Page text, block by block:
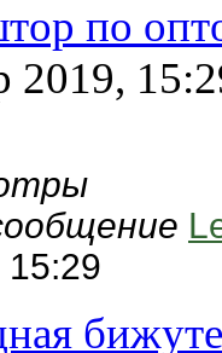
по
2019,
15:29